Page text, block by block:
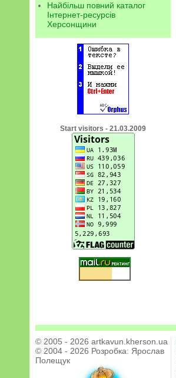
Найбільш повний каталог
Інтернет-ресурсів
Херсонщини
Start visitors - 21.03.2009
© 2005 - 2026 artkavun.kherson.ua
© 2004 - 2026 Розробка: Ярослав
Полещук